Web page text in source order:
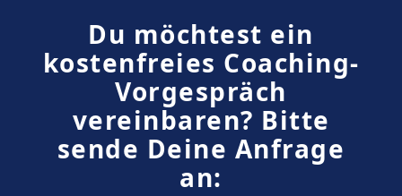
Du möchtest ein
kostenfreies Coaching-
Vorgespräch
vereinbaren? Bitte
sende Deine Anfrage
an: